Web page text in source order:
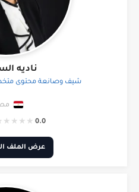
ناديه
شيف وصانعة محتوى
0.0
★
★
★
★
عرض الملف